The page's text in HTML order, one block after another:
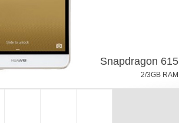
Snapdragon 615
2/3GB RAM